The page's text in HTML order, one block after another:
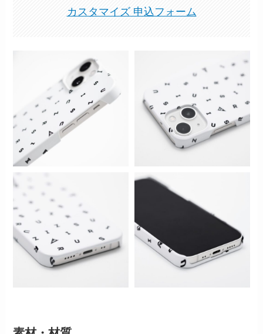
カスタマイズ 申込フォーム